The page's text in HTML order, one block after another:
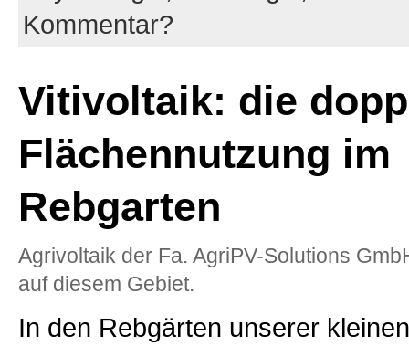
Kommentar?
Vitivoltaik: die
Flächennutzung im
Rebgarten
Agrivoltaik der Fa. AgriPV-Solutions
auf diesem Gebiet.
In den Rebgärten unserer